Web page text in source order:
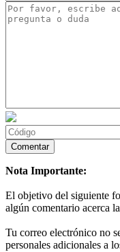
Nota Importante:
El objetivo del siguiente
algún comentario acerca
Tu correo electrónico no
personales adicionales a